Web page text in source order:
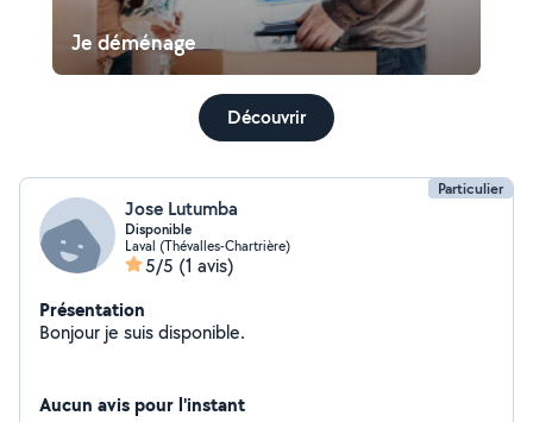
Je déménage
Découvrir
Particulier
Jose Lutumba
Disponible
Laval (Thévalles-Chartrière)
5/5 (1 avis)
Présentation
Bonjour je suis disponible.
Aucun avis pour l'instant